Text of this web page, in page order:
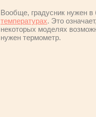
Вообще, градусник нужен
температурах. Это
некоторых моделях
нужен термометр.